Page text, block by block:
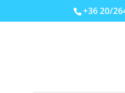
+36 20/